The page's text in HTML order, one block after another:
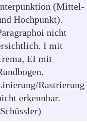
(Mittel-
Hochpunkt).
nicht
I mit
EI mit
Rastrierung
erkennbar.